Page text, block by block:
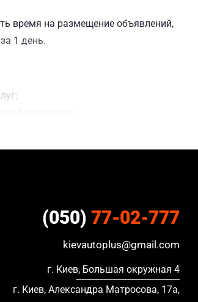
время на размещение объявлений,
1 день.
(050) 77-02-777
kievautoplus@gmail.com
г. Киев, Большая окружная 4
г. Киев, Александра Матросова, 17а,